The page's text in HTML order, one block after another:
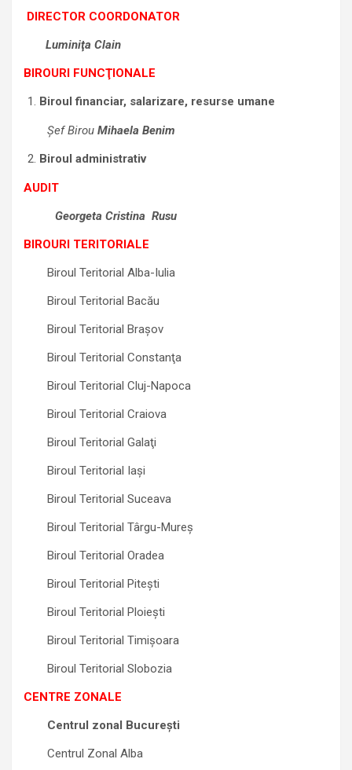
DIRECTOR COORDONATOR
Luminiţa Clain
BIROURI FUNCŢIONALE
Biroul financiar, salarizare, resurse umane
Şef Birou Mihaela Benim
Biroul administrativ
AUDIT
Georgeta Cristina Rusu
BIROURI TERITORIALE
Biroul Teritorial Alba-Iulia
Biroul Teritorial Bacău
Biroul Teritorial Braşov
Biroul Teritorial Constanţa
Biroul Teritorial Cluj-Napoca
Biroul Teritorial Craiova
Biroul Teritorial Galaţi
Biroul Teritorial Iaşi
Biroul Teritorial Suceava
Biroul Teritorial Târgu-Mureş
Biroul Teritorial Oradea
Biroul Teritorial Piteşti
Biroul Teritorial Ploieşti
Biroul Teritorial Timişoara
Biroul Teritorial Slobozia
CENTRE ZONALE
Centrul zonal București
Centrul Zonal Alba